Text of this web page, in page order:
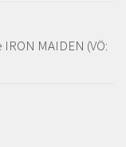
MAIDEN (VÖ: